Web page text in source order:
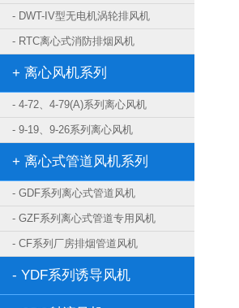
- DWT-IV型无电机涡轮排风机
- RTC离心式消防排烟风机
+ 离心风机系列
- 4-72、4-79(A)系列离心风机
- 9-19、9-26系列离心风机
+ 离心式管道风机系列
- GDF系列离心式管道风机
- GZF系列离心式管道专用风机
- CF系列厂房排烟管道风机
- YDF系列诱导风机